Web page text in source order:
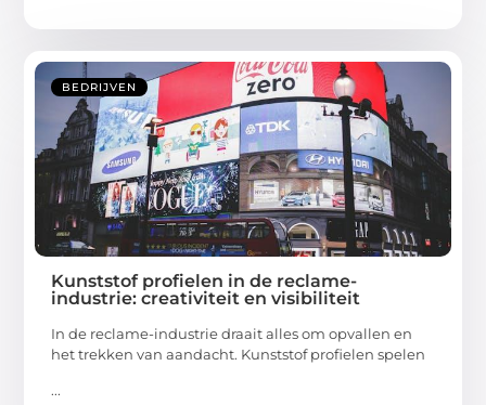
BEDRIJVEN
Kunststof profielen in de reclame-
industrie: creativiteit en visibiliteit
In de reclame-industrie draait alles om opvallen en
het trekken van aandacht. Kunststof profielen spelen
...